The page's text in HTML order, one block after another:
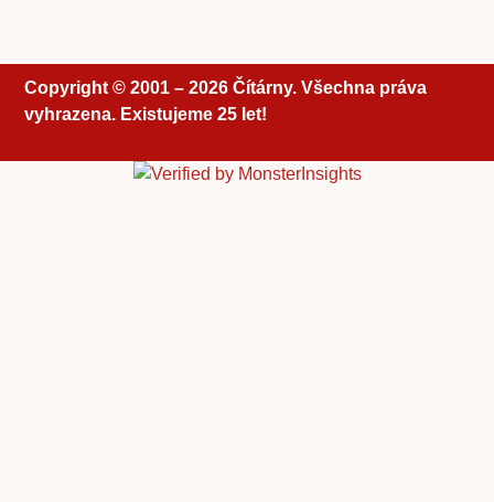
Copyright © 2001 – 2026 Čítárny. Všechna práva
vyhrazena. Existujeme 25 let!